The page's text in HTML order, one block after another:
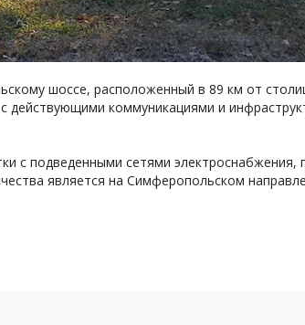
шоссе, расположенный в 89 км от
действующими коммуникациями и
с подведенными сетями
является на Симферопольском